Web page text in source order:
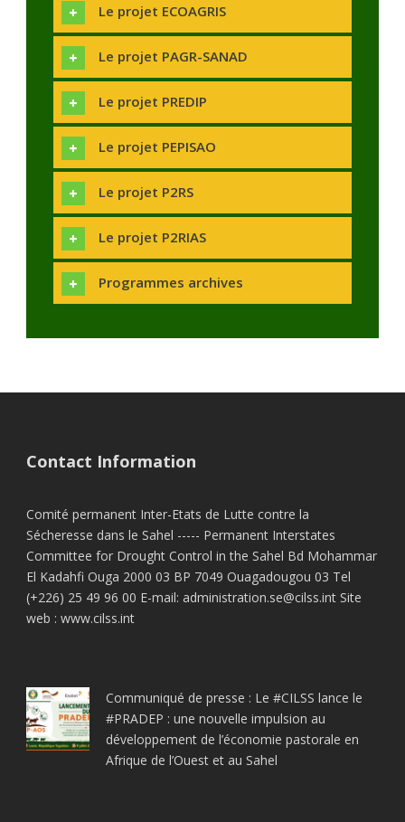
Le projet ECOAGRIS
Le projet PAGR-SANAD
Le projet PREDIP
Le projet PEPISAO
Le projet P2RS
Le projet P2RIAS
Programmes archives
Contact Information
Comité permanent Inter-Etats de Lutte contre la
Sécheresse dans le Sahel ----- Permanent Interstates
Committee for Drought Control in the Sahel Bd Mohammar
El Kadahfi Ouga 2000 03 BP 7049 Ouagadougou 03 Tel
(+226) 25 49 96 00 E-mail: administration.se@cilss.int Site
web : www.cilss.int
Communiqué de presse : Le #CILSS lance le
#PRADEP : une nouvelle impulsion au
développement de l’économie pastorale en
Afrique de l’Ouest et au Sahel